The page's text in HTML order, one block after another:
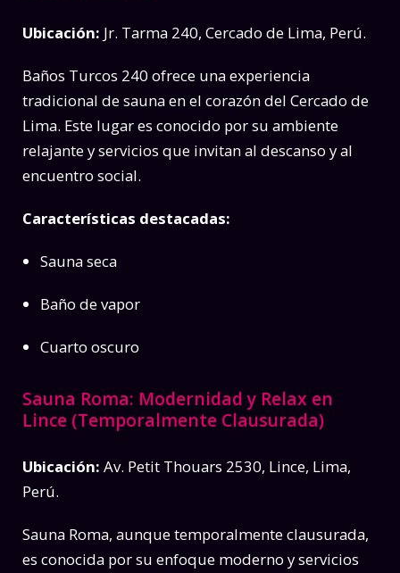
Ubicación: Jr. Tarma 240, Cercado de Lima, Perú.
Baños Turcos 240 ofrece una experiencia
tradicional de sauna en el corazón del Cercado de
Lima. Este lugar es conocido por su ambiente
relajante y servicios que invitan al descanso y al
encuentro social.
Características destacadas:
Sauna seca
Baño de vapor
Cuarto oscuro
Sauna Roma: Modernidad y Relax en
Lince (Temporalmente Clausurada)
Ubicación: Av. Petit Thouars 2530, Lince, Lima,
Perú.
Sauna Roma, aunque temporalmente clausurada,
es conocida por su enfoque moderno y servicios